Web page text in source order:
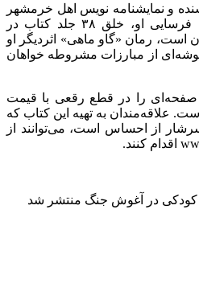
و نمایشنامه نویس اهل خرمشهر
است که ثمره سال‌ها طاقت فرسایی او، خلق ۳۸ جلد کتاب در
است، رمان «گاو ماهی» اثردیگر او
از مبارزات مشروطه خواهان
انتشارات به‌نشر این اثر ۱۷۶ صفحه‌ای را در قطع رقعی با قیمت
علاقه‌مندان به تهیه این کتاب که
از احساس است، می‌توانند از